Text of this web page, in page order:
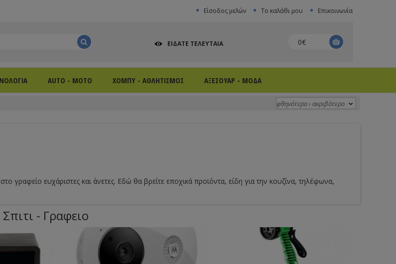
Είσοδος μελών Το καλάθι μου Επικοινωνία
ΕΙΔΑΤΕ ΤΕΛΕΥΤΑΙΑ 0€
AUTO - MOTO ΧΟΜΠΥ - ΑΘΛΗΤΙΣΜΟΣ ΑΞΕΣΟΥΑΡ - ΜΟΔΑ
γραφείο ευχάριστες και άνετες. Εδώ θα βρείτε εποχικά προϊόντα, είδη για την κουζίνα, τηλέφωνα,
- Γραφειο